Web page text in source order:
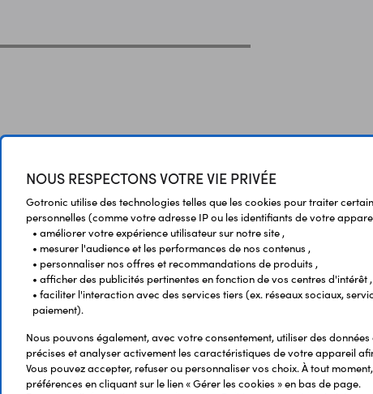
NOUS RESPECTONS VOTRE VIE PRIVÉE
Gotronic utilise des technologies telles que les cookies pour traiter
personnelles (comme votre adresse IP ou les identifiants de votre
• améliorer votre expérience utilisateur sur notre site ,
• mesurer l'audience et les performances de nos contenus ,
• personnaliser nos offres et recommandations de produits ,
• afficher des publicités pertinentes en fonction de vos centres d'intérêt ,
• faciliter l'interaction avec des services tiers (ex. réseaux sociaux,
paiement).
Nous pouvons également, avec votre consentement, utiliser des
précises et analyser activement les caractéristiques de votre appareil
Vous pouvez accepter, refuser ou personnaliser vos choix. À tout
préférences en cliquant sur le lien « Gérer les cookies » en bas de page.